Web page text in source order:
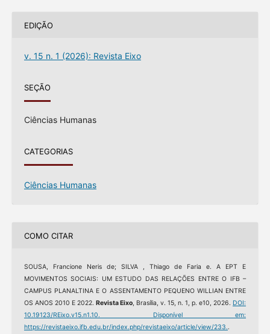
EDIÇÃO
v. 15 n. 1 (2026): Revista Eixo
SEÇÃO
Ciências Humanas
CATEGORIAS
Ciências Humanas
COMO CITAR
SOUSA, Francione Neris de; SILVA , Thiago de Faria e. A EPT E
MOVIMENTOS SOCIAIS: UM ESTUDO DAS RELAÇÕES ENTRE O IFB –
CAMPUS PLANALTINA E O ASSENTAMENTO PEQUENO WILLIAN ENTRE
OS ANOS 2010 E 2022. Revista Eixo , Brasília, v. 15, n. 1, p. e10, 2026. DOI:
10.19123/REixo.v15.n1.10. Disponível em:
https://revistaeixo.ifb.edu.br/index.php/revistaeixo/article/view/233..